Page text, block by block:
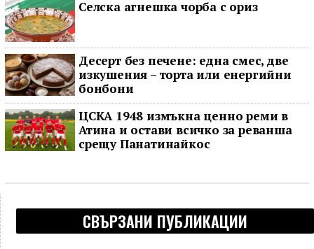
Селска агнешка чорба с ориз
Десерт без печене: една смес, две
изкушения – торта или енергийни
бонбони
ЦСКА 1948 измъкна ценно реми в
Атина и остави всичко за реванша
срещу Панатинайкос
СВЪРЗАНИ ПУБЛИКАЦИИ